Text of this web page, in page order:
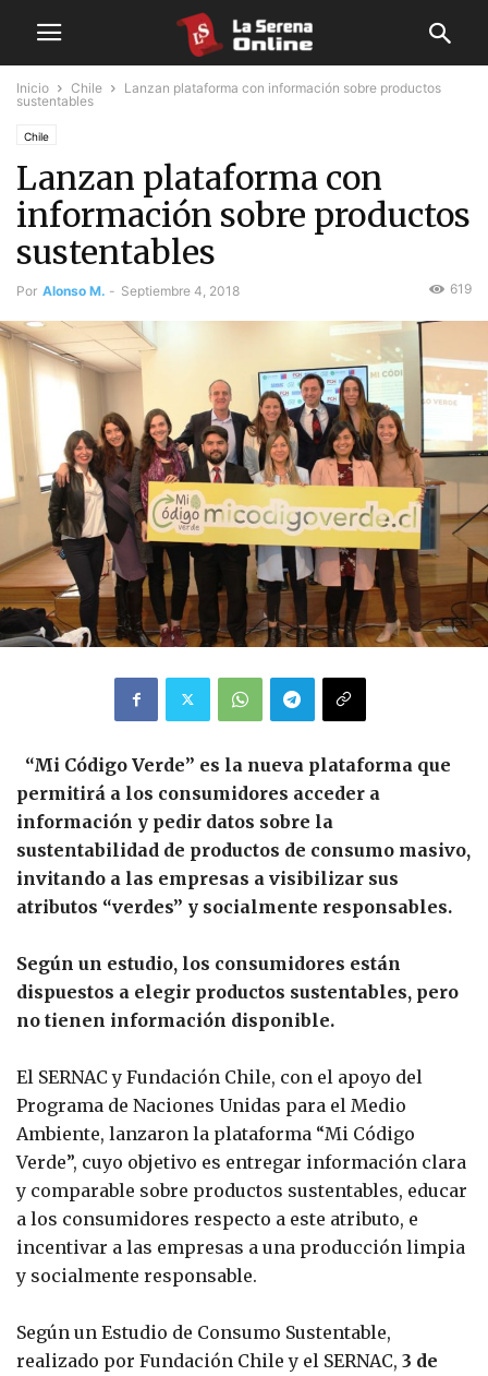
Inicio Chile
Lanzan plataforma con información sobre productos
sustentables
Chile
Lanzan plataforma con
información sobre productos
sustentables
Por Alonso M. - Septiembre 4, 2018 619
“Mi Código Verde” es la nueva plataforma que
permitirá a los consumidores acceder a
información y pedir datos sobre la
sustentabilidad de productos de consumo masivo,
invitando a las empresas a visibilizar sus
atributos “verdes” y socialmente responsables.
Según un estudio, los consumidores están
dispuestos a elegir productos sustentables, pero
no tienen información disponible.
El SERNAC y Fundación Chile, con el apoyo del
Programa de Naciones Unidas para el Medio
Ambiente, lanzaron la plataforma “Mi Código
Verde”, cuyo objetivo es entregar información clara
y comparable sobre productos sustentables, educar
a los consumidores respecto a este atributo, e
incentivar a las empresas a una producción limpia
y socialmente responsable.
Según un Estudio de Consumo Sustentable,
realizado por Fundación Chile y el SERNAC, 3 de